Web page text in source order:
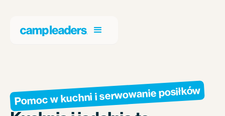
Pomoc w kuchni i serwowanie posiłków